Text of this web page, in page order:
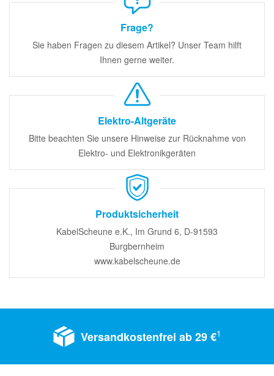
Frage?
Sie haben Fragen zu diesem Artikel? Unser Team hilft
Ihnen gerne weiter.
Elektro-Altgeräte
Bitte beachten Sie unsere Hinweise zur Rücknahme von
Elektro- und Elektronikgeräten
Produktsicherheit
KabelScheune e.K., Im Grund 6, D-91593
Burgbernheim
www.kabelscheune.de
Versandkostenfrei ab 29 €1